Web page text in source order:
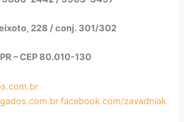
228 / conj. 301/302
– CEP 80.010-130
facebook.com/zavadniak